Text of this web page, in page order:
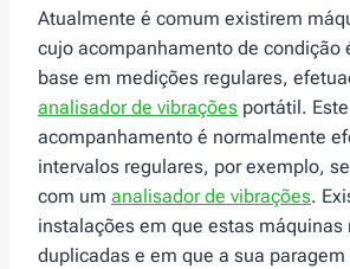
Atualmente é comum existirem
cujo acompanhamento de condição
base em medições regulares,
analisador de vibrações portátil. Este
acompanhamento é normalmente
intervalos regulares, por exemplo,
com um analisador de vibrações.
instalações em que estas máquinas
duplicadas e em que a sua